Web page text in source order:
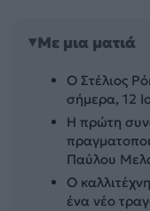
Με μια ματιά
Ο Στέλιος
σήμερα, 12
Η πρώτη
Παύλου
Ο
ένα νέο